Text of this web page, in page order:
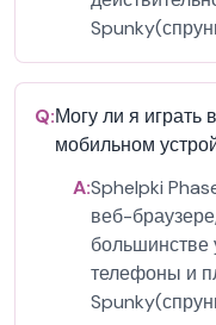
Q:Могу ли я играть
мобильном
A:Sphelpki
веб-
большинстве
телефоны и